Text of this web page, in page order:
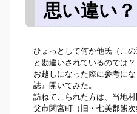
思い違い？
ひょっとして何か他氏（こ
と勘違いされているのでは
お越しになった際に参考に
誌』開いてみた。
訪ねてこられた方は、当地
父市関宮町（旧・七美郡熊